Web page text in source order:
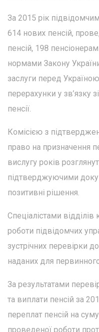
За 2015 рік
614 нових пенсій,
пенсій, 198
нормами Закону
заслуги перед
перерахунки у зв’язку
пенсії.
Комісією з
право на призначення
вислугу років
підтверджуючими
позитивні рішення.
Спеціалістами
роботи підвідомчих
зустрічних перевірки
наданих для
За результатами
та виплати пенсій за
переплат пенсій на
проведеної роботи